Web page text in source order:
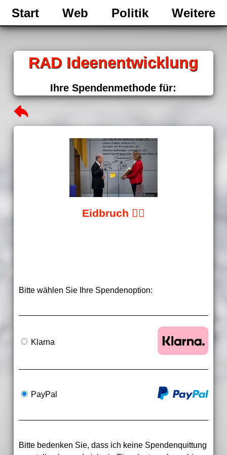
Start Web Politik Weitere
RAD Ideenentwicklung
Ihre Spendenmethode für:
Eidbruch 😵‍💫
Bitte wählen Sie Ihre Spendenoption:
Klarna
PayPal
Bitte bedenken Sie, dass ich keine Spendenquittung